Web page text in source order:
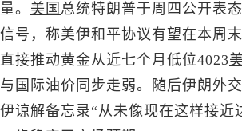
。 美国 总统特朗普于周四公开表
号，称美伊和平协议有望在本周
接推动黄金从近七个月低位4023
与国际油价同步走弱。随后伊朗外
谅解备忘录“从未像现在这样接